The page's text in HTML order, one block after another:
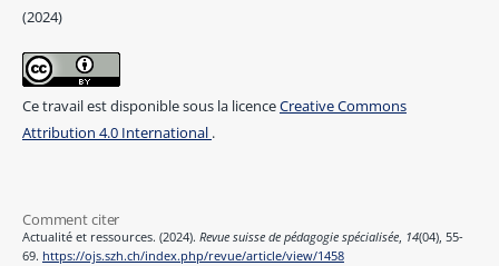
(2024)
Ce travail est disponible sous la licenceCreative Commons
Attribution 4.0 International .
Comment citer
Actualité et ressources. (2024). Revue suisse de pédagogie spécialisée, 14(04), 55-
69. https://ojs.szh.ch/index.php/revue/article/view/1458